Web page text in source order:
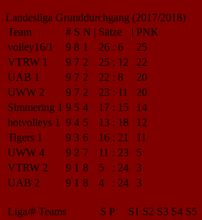
Landesliga Grunddurchgang (2017/2018)
Team
# S N | Sätze | PNK
volley16/1
9 8 1 26 : 6
25
VTRW 1
9 7 2 25 : 12
22
UAB 1
9 7 2 22 : 8
20
UWW 2
9 7 2 23 : 11
20
Simmering 1 9 5 4 17 : 15
14
hotvolleys 1
9 4 5 13 : 18
12
Tigers 1
9 3 6 16 : 21
11
UWW 4
9 2 7 11 : 23
5
VTRW 2
9 1 8 5 : 24
3
UAB 2
9 1 8 4 : 24 3
Liga/# Teams S P S1 S2 S3 S4 S5